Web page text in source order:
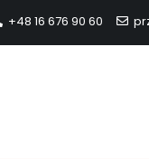
+48 16 676 90 60